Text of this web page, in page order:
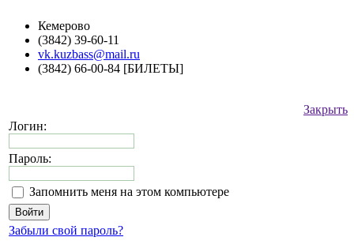
Кемерово
(3842) 39-60-11
vk.kuzbass@mail.ru
(3842) 66-00-84 [БИЛЕТЫ]
Закрыть
Логин:
Пароль:
Запомнить меня на этом компьютере
Забыли свой пароль?